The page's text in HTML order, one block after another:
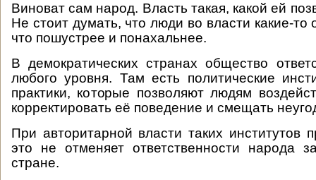
Виноват сам народ. Власть такая, какой ей
Не стоит думать, что люди во власти какие-
что пошустрее и понахальнее.
В демократических странах общество
любого уровня. Там есть политические
практики, которые позволяют людям
корректировать её поведение и смещать
При авторитарной власти таких институтов
это не отменяет ответственности народа
стране.